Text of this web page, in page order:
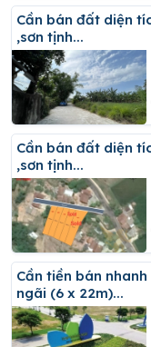
Cần bán đất diện tích 128m2 giá 270 triệu tại tịnh thọ
,sơn tịnh...
Cần bán đất diện tích 122.8m2 giá 270 triệu tại tịnh sơn
,sơn tịnh...
Cần tiền bán nhanh lô đất chính chủ, dự án viship quảng
ngãi (6 x 22m)...